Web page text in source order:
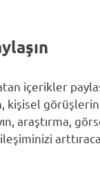
içerikler
araştırma,